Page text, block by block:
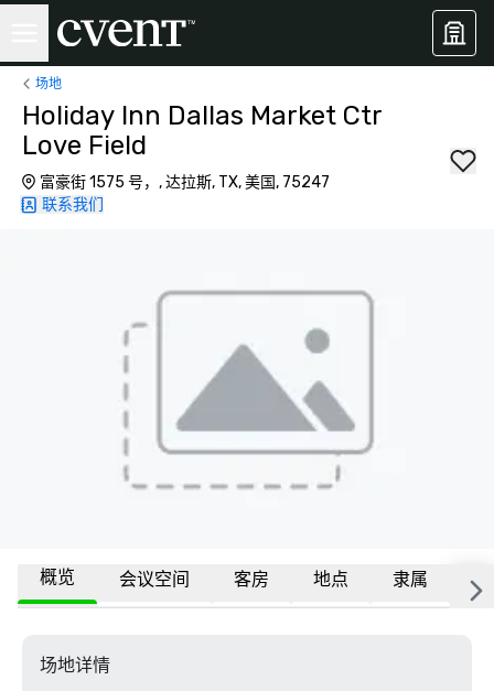
场地
Holiday Inn Dallas Market Ctr
Love Field
富豪街 1575 号，, 达拉斯, TX, 美国, 75247
联系我们
概览 会议空间 客房 地点 隶属 更
场地详情